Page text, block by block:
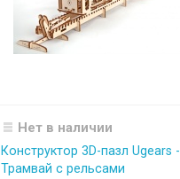
Нет в наличии
Конструктор 3D-пазл Ugears -
Трамвай с рельсами